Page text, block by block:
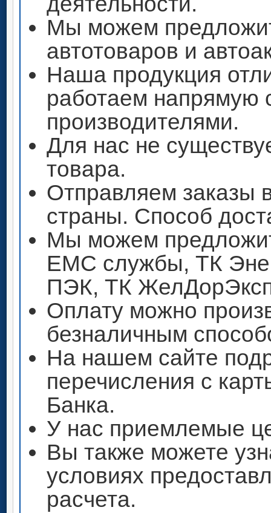
Мы можем
автотоваров и
Наша продукция
работаем напрямую
производителями.
Для нас не
товара.
Отправляем заказы
страны. Способ
Мы можем
ЕМС службы, ТК
ПЭК, ТК
Оплату можно
безналичным
На нашем сайте
перечисления с
Банка.
У нас приемлемые
Вы также можете
условиях
расчета.